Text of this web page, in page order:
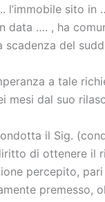
l’immobile sito in
data …. , ha
scadenza del
a tale
mesi dal suo
il Sig.
di ottenere il
percepito,
premesso,